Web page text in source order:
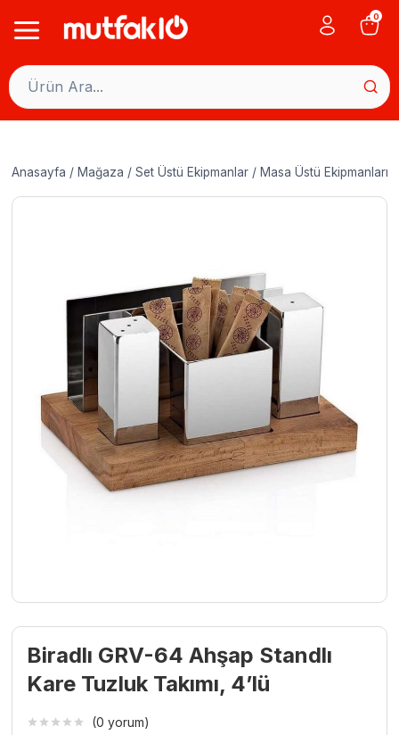
0
Anasayfa / Mağaza / Set Üstü Ekipmanlar / Masa Üstü Ekipmanları
Biradlı GRV-64 Ahşap Standlı
Kare Tuzluk Takımı, 4’lü
(0 yorum)